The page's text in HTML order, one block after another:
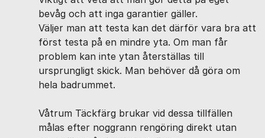
bevåg och att inga garantier gäller.
Väljer man att testa kan det därför vara bra att
först testa på en mindre yta. Om man får
problem kan inte ytan återställas till
ursprungligt skick. Man behöver då göra om
hela badrummet.
Våtrum Täckfärg brukar vid dessa tillfällen
målas efter noggrann rengöring direkt utan